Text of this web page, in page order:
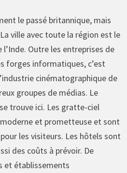
le passé britannique, mais
La ville avec toute la région est le
Outre les entreprises de
forges informatiques, c’est
cinématographique de
groupes de médias. Le
trouve ici. Les gratte-ciel
et prometteuse et sont
les visiteurs. Les hôtels sont
des coûts à prévoir. De
et établissements